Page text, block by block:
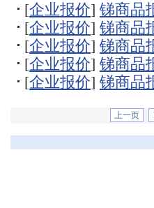
[企业报价] 锑商品
[企业报价] 锑商品
[企业报价] 锑商品
[企业报价] 锑商品
[企业报价] 锑商品
上一页